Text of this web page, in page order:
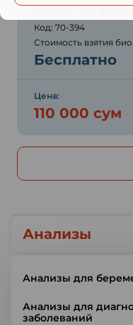
Анализы
Анализы для
Анализы для
заболеваний
Код: 70-394
Стоимость взятия
Бесплатно
Цена:
110 000 сум